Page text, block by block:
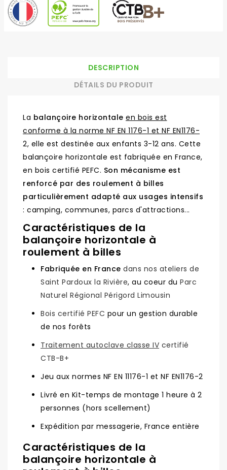
DESCRIPTION
DÉTAILS DU PRODUIT
La balançoire horizontale en bois est
conforme à la norme NF EN 1176-1 et NF EN1176-
2, elle est destinée aux enfants 3-12 ans. Cette
balançoire horizontale est fabriquée en France,
en bois certifié PEFC. Son mécanisme est
renforcé par des roulement à billes
particulièrement adapté aux usages intensifs
: camping, communes, parcs d'attractions...
Caractéristiques de la
balançoire horizontale à
roulement à billes
Fabriquée en France dans nos ateliers de
Saint Pardoux la Rivière, au coeur du Parc
Naturel Régional Périgord Limousin
Bois certifié PEFC pour un gestion durable
de nos forêts
Traitement autoclave classe IV certifié
CTB-B+
Jeu aux normes NF EN 11176-1 et NF EN1176-2
Livré en Kit-temps de montage 1 heure à 2
personnes (hors scellement)
Expédition par messagerie, France entière
Caractéristiques de la
balançoire horizontale à